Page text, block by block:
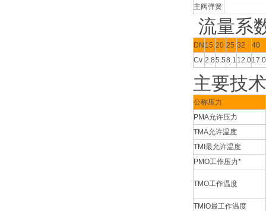
主阀弹簧
流量系
DN 15 20 25 32
40
Cv 2.85.58.1 12.017.0
主要技
公称压力
PMA允许压力
TMA允许温度
TMI最允许温度
PMO工作压力*
TMO工作温度
TMIO最工作温度